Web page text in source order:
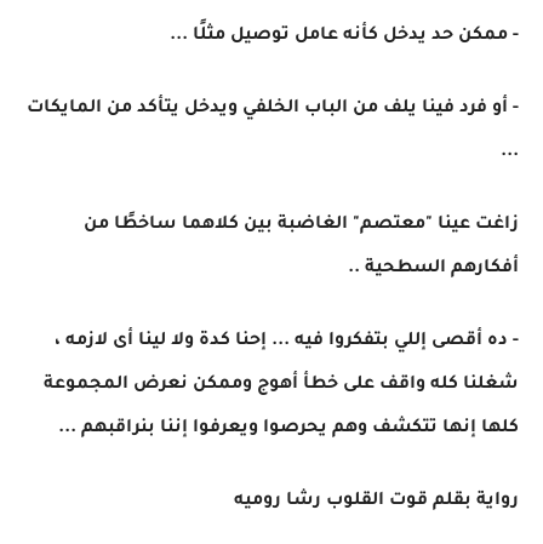
- ممكن حد يدخل كأنه عامل توصيل مثلًا ...
- أو فرد فينا يلف من الباب الخلفي ويدخل يتأكد من المايكات
...
زاغت عينا "معتصم" الغاضبة بين كلاهما ساخطًا من
أفكارهم السطحية ..
- ده أقصى إللي بتفكروا فيه ... إحنا كدة ولا لينا أى لازمه ،
شغلنا كله واقف على خطأ أهوج وممكن نعرض المجموعة
كلها إنها تتكشف وهم يحرصوا ويعرفوا إننا بنراقبهم ...
رواية بقلم قوت القلوب رشا روميه